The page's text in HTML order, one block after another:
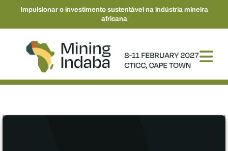
Impulsionar o investimento sustentável na indústria mineira
africana